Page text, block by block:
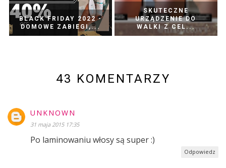
BLACK FRIDAY 2022 -
DOMOWE ZABIEGI,...
SKUTECZNE
URZĄDZENIE DO
WALKI Z CEL...
43 KOMENTARZY
UNKNOWN
31 maja 2015 17:35
Po laminowaniu włosy są super :)
Odpowiedz